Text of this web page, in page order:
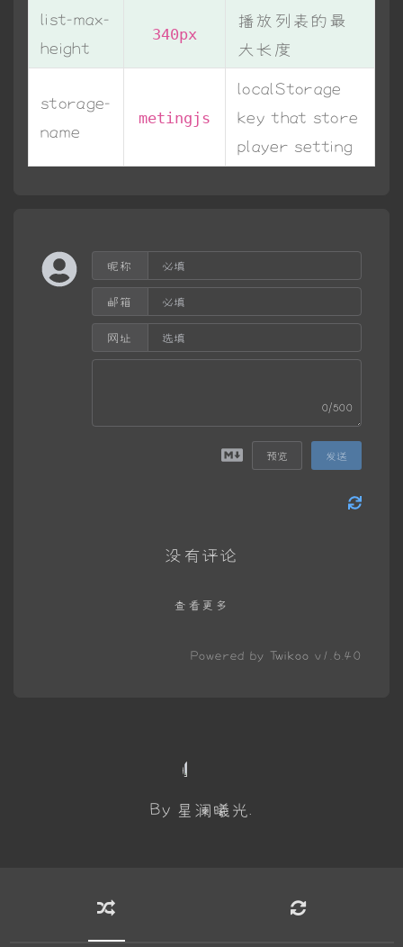
list-max-
height
340px
播放列表的最
大长度
storage-
name
metingjs
localStorage
key that store
player setting
昵称
邮箱
网址
0/500
预览 发送
没有评论
查看更多
Powered by Twikoo v1.6.40
By 星澜曦光.